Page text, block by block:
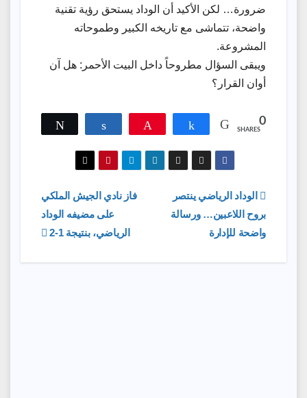
ضرورة… لكن الأكيد أن الوداد يستحق رؤية تقنية
واضحة، تتماشى مع تاريخه الكبير وطموحاته
المشروعة.
ويبقى السؤال مطروحاً داخل البيت الأحمر: هل آن
أوان القرار؟
Share 0
SHARES
تصفّح
المقالات
فاز نادي الجيش الملكي
على مضيفه الوداد
الرياضي، بنتيجة 1-2
الوداد الرياضي ينتصر
بروح اللاعبين… ورسالة
واضحة للإدارة